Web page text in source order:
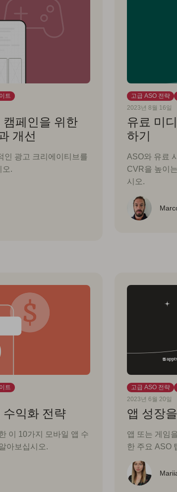
트
페인을 위한
개선
인 광고 크리에이티브를
오.
고급 ASO 전략
2023년 8월 16일
유료 미
하기
ASO와 유료
CVR을 높이
시오.
트
수익화 전략
이 10가지 모바일 앱 수
아보십시오.
고급 ASO 전략
2023년 6월 20일
앱 성장
앱 또는 게임
한 주요 ASO